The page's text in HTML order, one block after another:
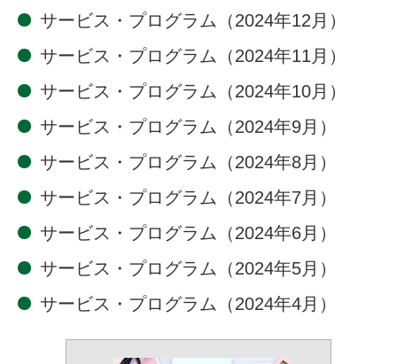
サービス・プログラム（2024年12月）
サービス・プログラム（2024年11月）
サービス・プログラム（2024年10月）
サービス・プログラム（2024年9月）
サービス・プログラム（2024年8月）
サービス・プログラム（2024年7月）
サービス・プログラム（2024年6月）
サービス・プログラム（2024年5月）
サービス・プログラム（2024年4月）